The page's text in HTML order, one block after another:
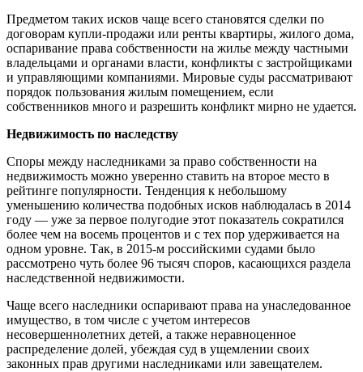
Предметом таких исков чаще всего становятся сделки по
договорам купли-продажи или ренты квартиры, жилого дома,
оспаривание права собственности на жилье между частными
владельцами и органами власти, конфликты с застройщиками
и управляющими компаниями. Мировые суды рассматривают
порядок пользования жилым помещением, если
собственников много и разрешить конфликт мирно не удается.
Недвижимость по наследству
Споры между наследниками за право собственности на
недвижимость можно уверенно ставить на второе место в
рейтинге популярности. Тенденция к небольшому
уменьшению количества подобных исков наблюдалась в 2014
году — уже за первое полугодие этот показатель сократился
более чем на восемь процентов и с тех пор удерживается на
одном уровне. Так, в 2015-м российскими судами было
рассмотрено чуть более 96 тысяч споров, касающихся раздела
наследственной недвижимости.
Чаще всего наследники оспаривают права на унаследованное
имущество, в том числе с учетом интересов
несовершеннолетних детей, а также неравноценное
распределение долей, убеждая суд в ущемлении своих
законных прав другими наследниками или завещателем.